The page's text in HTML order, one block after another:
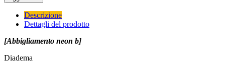
Descrizione
Dettagli del prodotto
[Abbigliamento neon b]
Diadema